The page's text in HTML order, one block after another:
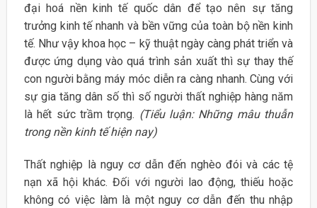
đại hoá nền kinh tế quốc dân để tạo nên sự tăng
trưởng kinh tế nhanh và bền vững của toàn bộ nền kinh
tế. Như vậy khoa học – kỹ thuật ngày càng phát triển và
được ứng dụng vào quá trình sản xuất thì sự thay thế
con người bằng máy móc diễn ra càng nhanh. Cùng với
sự gia tăng dân số thì số người thất nghiệp hàng năm
là hết sức trầm trọng. (Tiểu luận: Những mâu thuẫn
trong nền kinh tế hiện nay)
Thất nghiệp là nguy cơ dẫn đến nghèo đói và các tệ
nạn xã hội khác. Đối với người lao động, thiếu hoặc
không có việc làm là một nguy cơ dẫn đến thu nhập